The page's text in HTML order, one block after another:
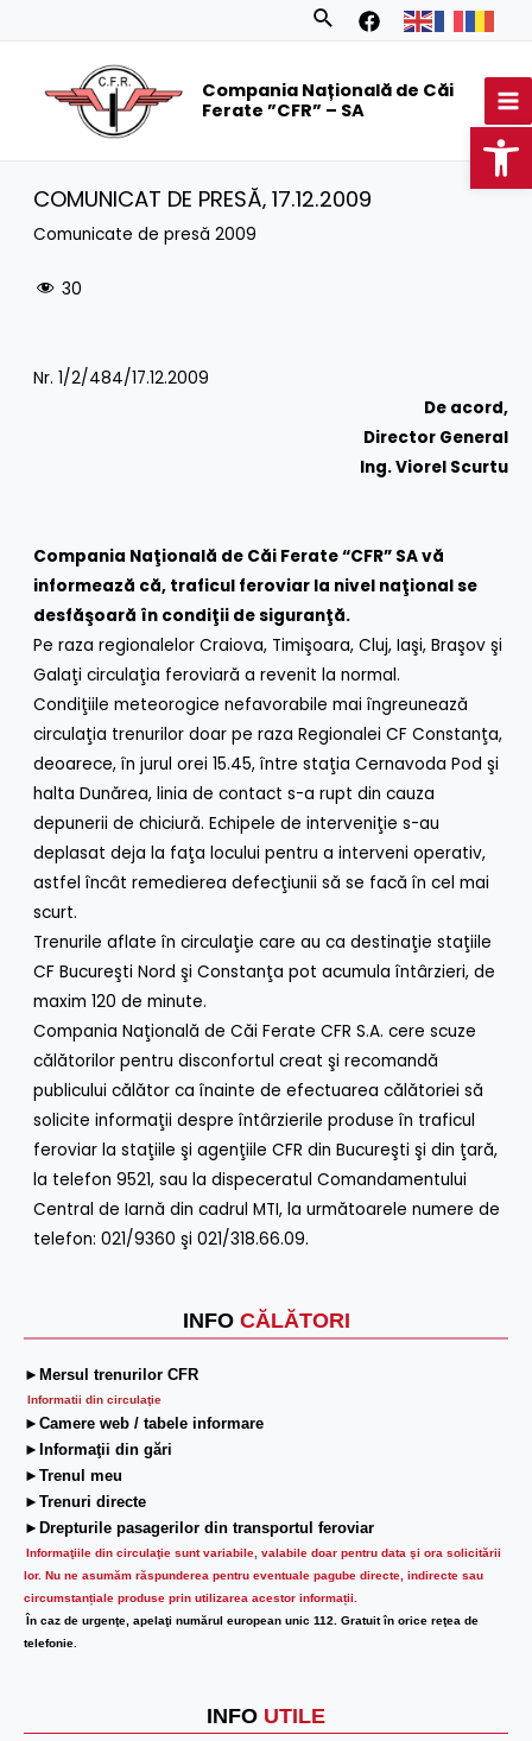
Search
Compania Națională de Căi
Ferate ”CFR” – SA
INFO CĂLĂTORI
►Mersul trenurilor CFR
Informatii din circulaţie
►Camere web / tabele informare
►Informaţii din gări
►Trenul meu
►Trenuri directe
►Drepturile pasagerilor din transportul feroviar
Informaţiile din circulaţie sunt variabile, valabile doar pentru data şi ora solicitării
lor. Nu ne asumăm răspunderea pentru eventuale pagube directe, indirecte sau
circumstanțiale produse prin utilizarea acestor informații.
În caz de urgenţe, apelaţi numărul european unic 112. Gratuit în orice reţea de
telefonie.
INFO UTILE
COMUNICAT DE PRESĂ‚ 17.12.2009
Comunicate de presă 2009
30
Nr. 1/2/484/17.12.2009
De acord,
Director General
Ing. Viorel Scurtu
Compania Naţională de Căi Ferate “CFR” SA vă
informează că, traficul feroviar la nivel naţional se
desfăşoară în condiţii de siguranţă.
Pe raza regionalelor Craiova, Timişoara, Cluj, Iaşi, Braşov şi
Galaţi circulaţia feroviară a revenit la normal.
Condiţiile meteorogice nefavorabile mai îngreunează
circulaţia trenurilor doar pe raza Regionalei CF Constanţa,
deoarece, în jurul orei 15.45, între staţia Cernavoda Pod şi
halta Dunărea, linia de contact s-a rupt din cauza
depunerii de chiciură. Echipele de interveniţie s-au
deplasat deja la faţa locului pentru a interveni operativ,
astfel încât remedierea defecţiunii să se facă în cel mai
scurt.
Trenurile aflate în circulaţie care au ca destinaţie staţiile
CF Bucureşti Nord şi Constanţa pot acumula întârzieri, de
maxim 120 de minute.
Compania Naţională de Căi Ferate CFR S.A. cere scuze
călătorilor pentru disconfortul creat şi recomandă
publicului călător ca înainte de efectuarea călătoriei să
solicite informaţii despre întârzierile produse în traficul
feroviar la staţiile şi agenţiile CFR din Bucureşti şi din ţară,
la telefon 9521, sau la dispeceratul Comandamentului
Central de Iarnă din cadrul MTI, la următoarele numere de
telefon: 021/9360 şi 021/318.66.09.